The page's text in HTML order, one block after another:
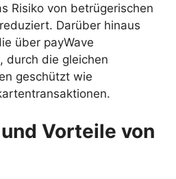
Risiko von betrügerischen
Darüber hinaus
über payWave
durch die gleichen
geschützt wie
Vorteile von